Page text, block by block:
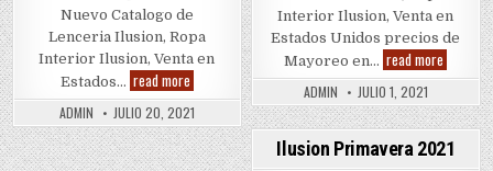
Nuevo Catalogo de
Lenceria Ilusion, Ropa
Interior Ilusion, Venta en
Estados… read moreIlusion
|
Venta
Por
Catalogo
|
ADMIN JULIO 20, 2021
Interior Ilusion, Venta en
Estados Unidos precios de
Mayoreo en… read more
Verano
ADMIN JULIO 1, 2021
Ilusion Primavera 2021